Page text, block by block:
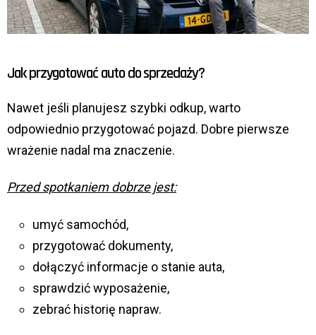
Jak przygotować auto do sprzedaży?
Nawet jeśli planujesz szybki odkup, warto
odpowiednio przygotować pojazd. Dobre pierwsze
wrażenie nadal ma znaczenie.
Przed spotkaniem dobrze jest:
umyć samochód,
przygotować dokumenty,
dołączyć informacje o stanie auta,
sprawdzić wyposażenie,
zebrać historię napraw.